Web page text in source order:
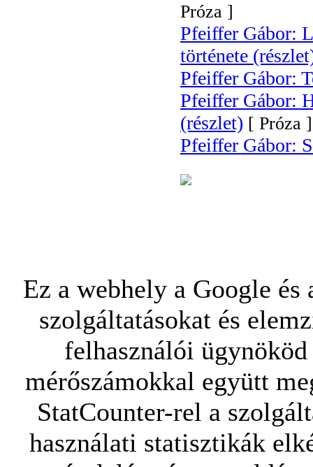
Próza ]
Pfeiffer Gábor:
története
Pfeiffer Gábor:
Pfeiffer Gábor:
(részlet) [ Próza ]
Pfeiffer Gábor:
Ez a webhely a Google
szolgáltatásokat és
felhasználói
mérőszámokkal együtt
StatCounter-rel a
használati statisztikák